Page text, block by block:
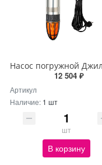
12 504 ₽
Артикул
Наличие: 1 шт
шт
В корзину